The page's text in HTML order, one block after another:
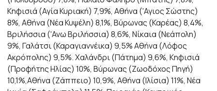
Κηφισιά (Αγία Κυριακή) 7,9%, Αθήνα ('Αγιος Σώστης)
8%, Αθήνα (Νέα Κυψέλη) 8,1%, Βύρωνας (Καρέας) 8,4%,
Βριλήσσια ('Ανω Βριλήσσια) 8,6%, Νίκαια (Νεάπολη)
9%, Γαλάτσι (Καραγιαννέικα) 9,5% Αθήνα (Λόφος
Ακρόπολης) 9,5%. Χαλάνδρι (Πάτημα) 9,6%, Κηφισιά
(Προφήτης Ηλίας) 10%, Βύρωνας (Ζωοδόχος Πηγή)
10,1%,Αθήνα (Ζάππειο) 10,9%, Αθήνα (Ιλίσια) 11%, Νέα